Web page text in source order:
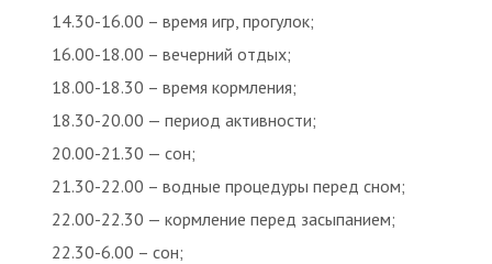
14.30-16.00 – время игр, прогулок;
16.00-18.00 – вечерний отдых;
18.00-18.30 – время кормления;
18.30-20.00 — период активности;
20.00-21.30 — сон;
21.30-22.00 – водные процедуры перед сном;
22.00-22.30 — кормление перед засыпанием;
22.30-6.00 – сон;